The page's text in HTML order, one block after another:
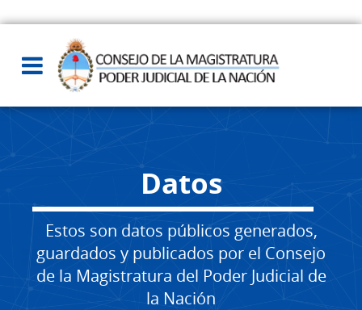
Datos
Estos son datos públicos generados,
guardados y publicados por el Consejo
de la Magistratura del Poder Judicial de
la Nación